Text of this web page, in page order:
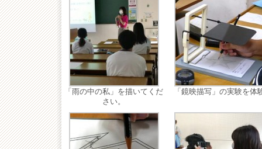
「雨の中の私」を描いてくだ
さい。
「鏡映描写」の実験を体